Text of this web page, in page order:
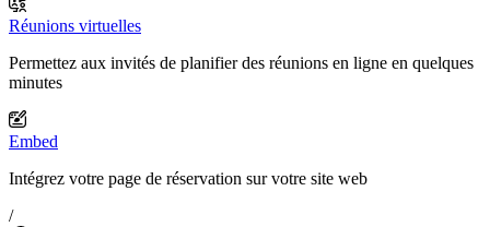
Réunions virtuelles
Permettez aux invités de planifier des réunions en ligne en quelques
minutes
Embed
Intégrez votre page de réservation sur votre site web
/